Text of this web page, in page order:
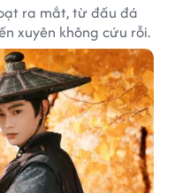
ra mắt, từ đấu đá
xuyên không cứu rỗi.